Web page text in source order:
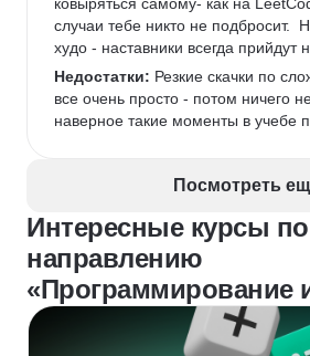
случаи тебе никто не подбросит.
худо - наставники всегда прийдут
Недостатки: Резкие скачки по
все очень просто - потом ничего
наверное такие моменты в учебе
результаты,  иногда странно
поработали- и последнее задание
выполнять намного комфортнее.
Комментарий: Если у вас
программировании, я бы
перед этим курсом  -  бесплатные
открытом доступе, порешать
Посмотреть
Интересные курсы по
направлению
«Программирование